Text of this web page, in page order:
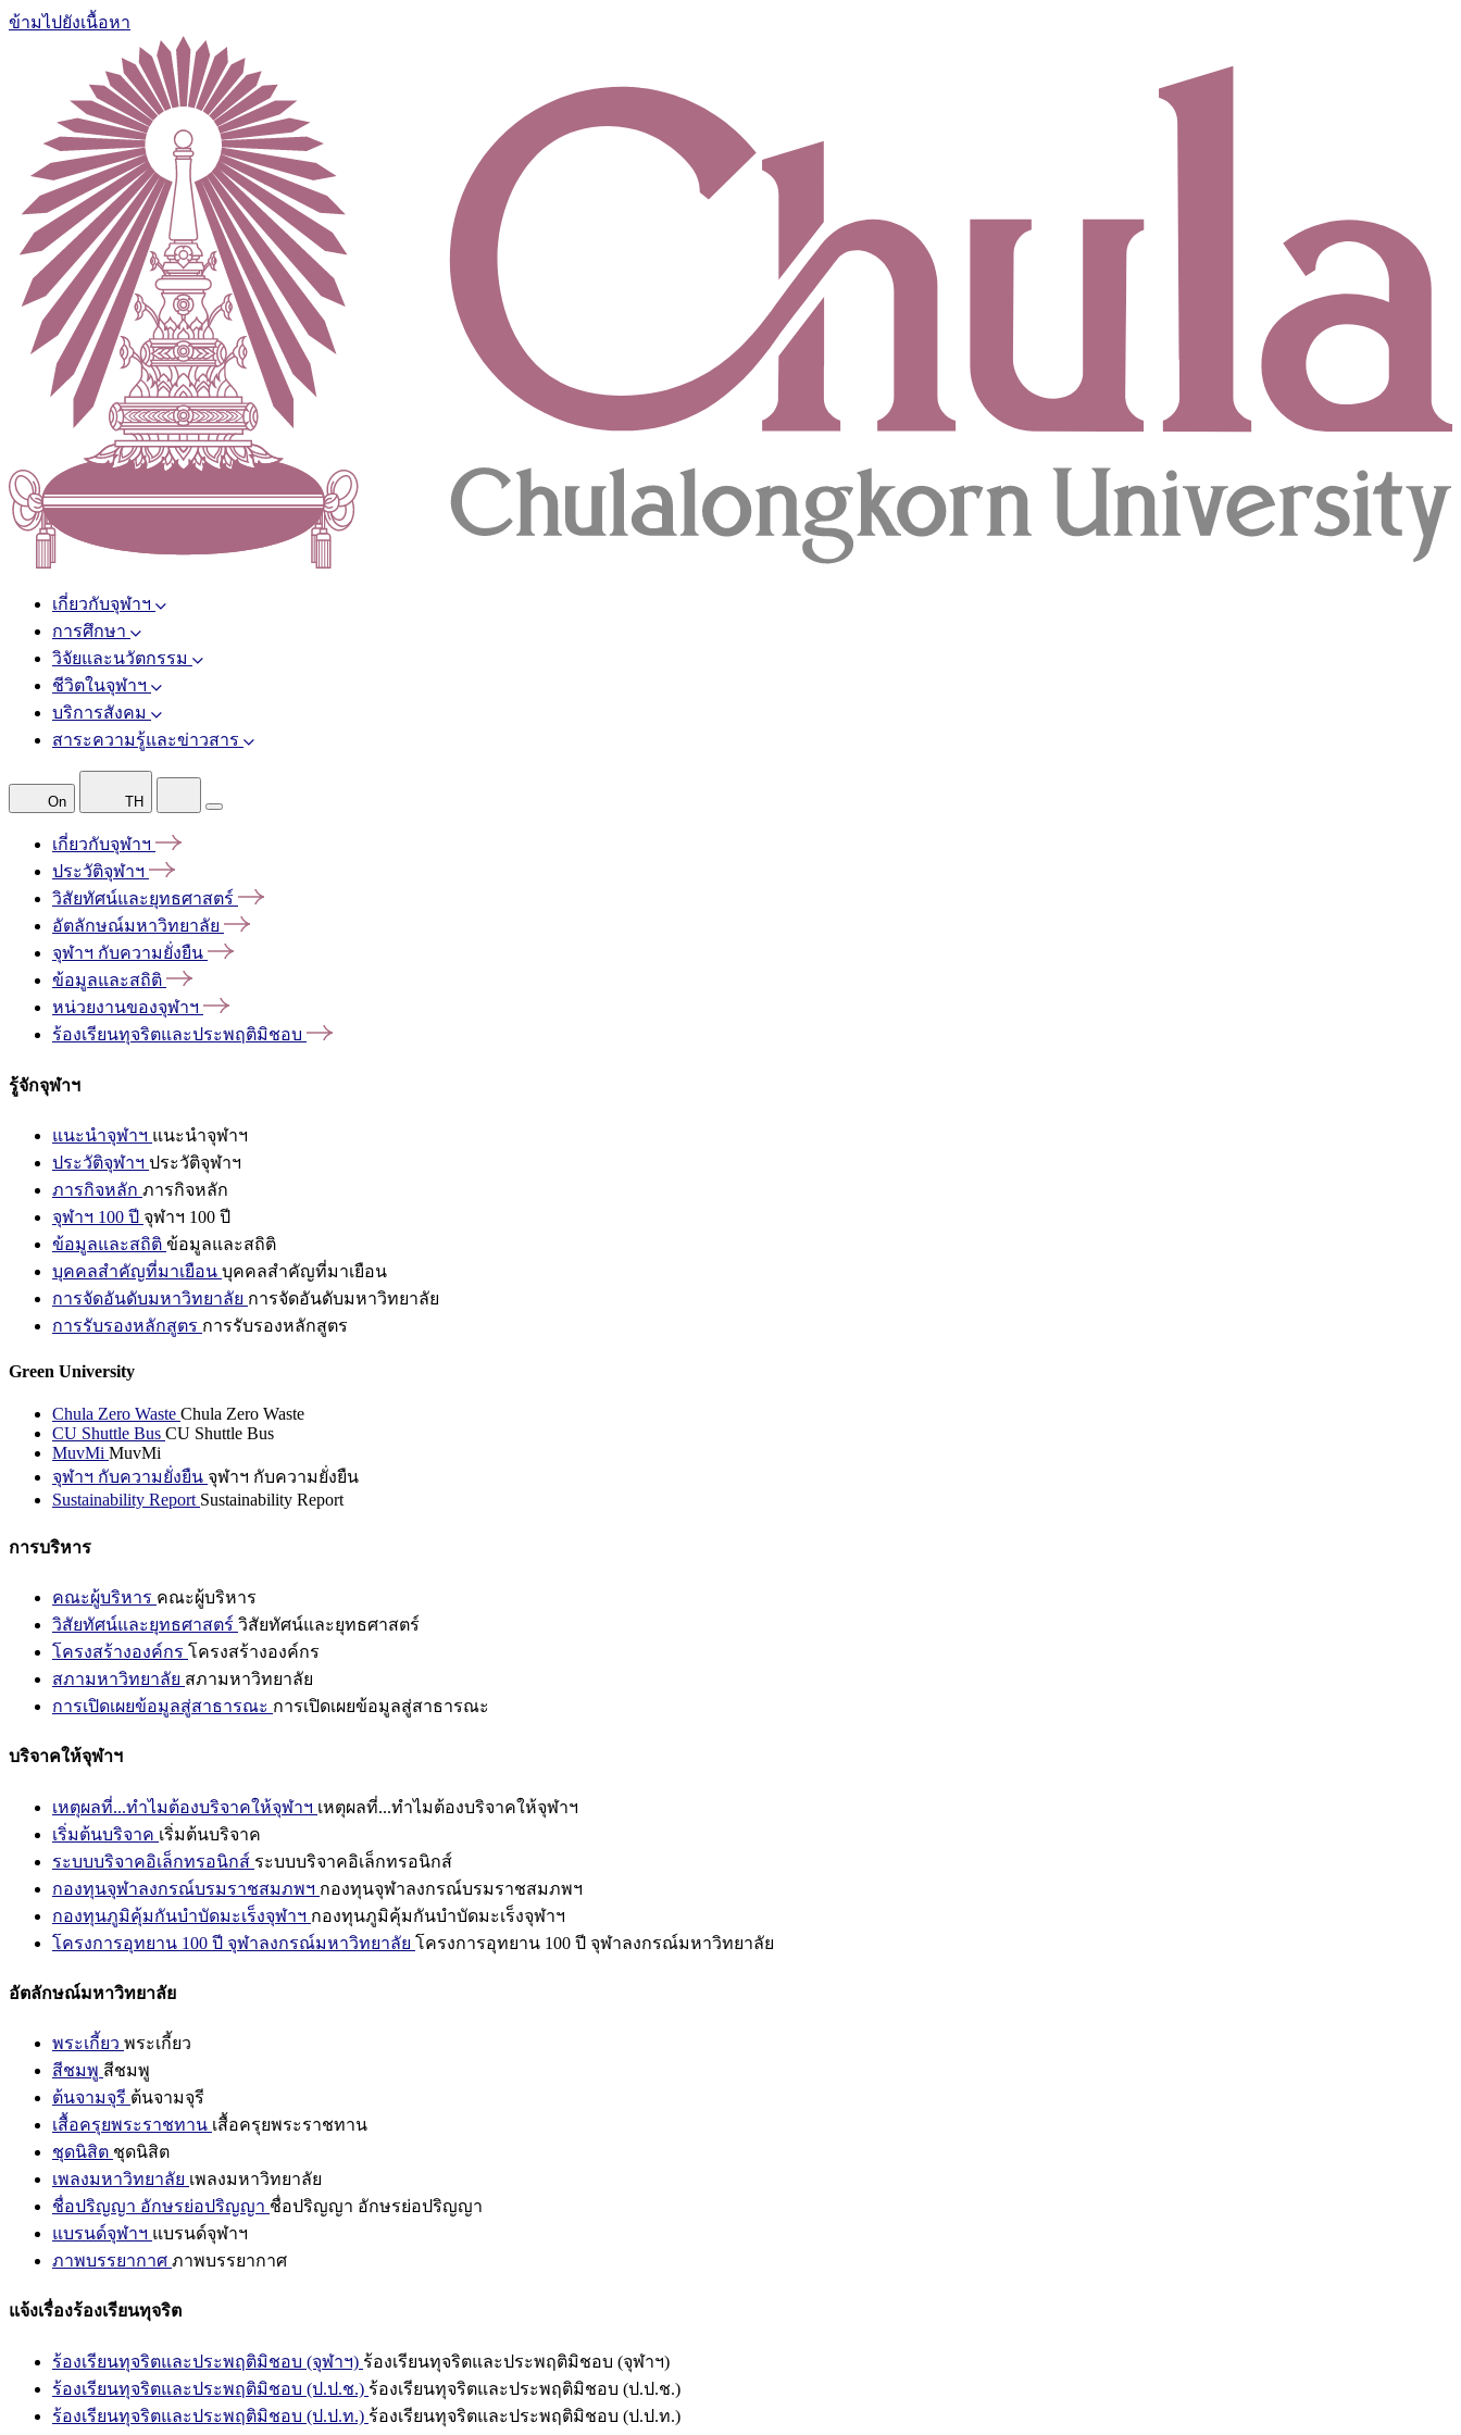
ข้ามไปยังเนื้อหา
เกี่ยวกับจุฬาฯ
การศึกษา
วิจัยและนวัตกรรม
ชีวิตในจุฬาฯ
บริการสังคม
สาระความรู้และข่าวสาร
On TH
เกี่ยวกับจุฬาฯ
ประวัติจุฬาฯ
วิสัยทัศน์และยุทธศาสตร์
อัตลักษณ์มหาวิทยาลัย
จุฬาฯ กับความยั่งยืน
ข้อมูลและสถิติ
หน่วยงานของจุฬาฯ
ร้องเรียนทุจริตและประพฤติมิชอบ
รู้จักจุฬาฯ
แนะนำจุฬาฯ แนะนำจุฬาฯ
ประวัติจุฬาฯ ประวัติจุฬาฯ
ภารกิจหลัก ภารกิจหลัก
จุฬาฯ 100 ปี จุฬาฯ 100 ปี
ข้อมูลและสถิติ ข้อมูลและสถิติ
บุคคลสำคัญที่มาเยือน บุคคลสำคัญที่มาเยือน
การจัดอันดับมหาวิทยาลัย การจัดอันดับมหาวิทยาลัย
การรับรองหลักสูตร การรับรองหลักสูตร
Green University
Chula Zero Waste Chula Zero Waste
CU Shuttle Bus CU Shuttle Bus
MuvMi MuvMi
จุฬาฯ กับความยั่งยืน จุฬาฯ กับความยั่งยืน
Sustainability Report Sustainability Report
การบริหาร
คณะผู้บริหาร คณะผู้บริหาร
วิสัยทัศน์และยุทธศาสตร์ วิสัยทัศน์และยุทธศาสตร์
โครงสร้างองค์กร โครงสร้างองค์กร
สภามหาวิทยาลัย สภามหาวิทยาลัย
การเปิดเผยข้อมูลสู่สาธารณะ การเปิดเผยข้อมูลสู่สาธารณะ
บริจาคให้จุฬาฯ
เหตุผลที่...ทำไมต้องบริจาคให้จุฬาฯ เหตุผลที่...ทำไมต้องบริจาคให้จุฬาฯ
เริ่มต้นบริจาค เริ่มต้นบริจาค
ระบบบริจาคอิเล็กทรอนิกส์ ระบบบริจาคอิเล็กทรอนิกส์
กองทุนจุฬาลงกรณ์บรมราชสมภพฯ กองทุนจุฬาลงกรณ์บรมราชสมภพฯ
กองทุนภูมิคุ้มกันบำบัดมะเร็งจุฬาฯ กองทุนภูมิคุ้มกันบำบัดมะเร็งจุฬาฯ
โครงการอุทยาน 100 ปี จุฬาลงกรณ์มหาวิทยาลัย โครงการอุทยาน 100 ปี จุฬาลงกรณ์มหาวิทยาลัย
อัตลักษณ์มหาวิทยาลัย
พระเกี้ยว พระเกี้ยว
สีชมพู สีชมพู
ต้นจามจุรี ต้นจามจุรี
เสื้อครุยพระราชทาน เสื้อครุยพระราชทาน
ชุดนิสิต ชุดนิสิต
เพลงมหาวิทยาลัย เพลงมหาวิทยาลัย
ชื่อปริญญา อักษรย่อปริญญา ชื่อปริญญา อักษรย่อปริญญา
แบรนด์จุฬาฯ แบรนด์จุฬาฯ
ภาพบรรยากาศ ภาพบรรยากาศ
แจ้งเรื่องร้องเรียนทุจริต
ร้องเรียนทุจริตและประพฤติมิชอบ (จุฬาฯ) ร้องเรียนทุจริตและประพฤติมิชอบ (จุฬาฯ)
ร้องเรียนทุจริตและประพฤติมิชอบ (ป.ป.ช.) ร้องเรียนทุจริตและประพฤติมิชอบ (ป.ป.ช.)
ร้องเรียนทุจริตและประพฤติมิชอบ (ป.ป.ท.) ร้องเรียนทุจริตและประพฤติมิชอบ (ป.ป.ท.)